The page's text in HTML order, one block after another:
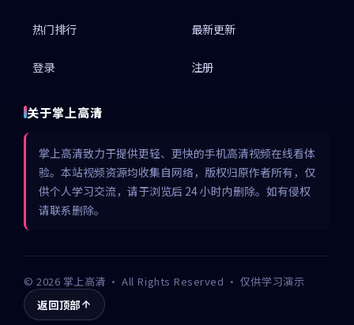
热门排行 最新更新
登录 注册
关于掌上高清
掌上高清致力于提供更轻、更快的手机高清视频在线看体
验。本站视频资源均收集自网络，版权归原作者所有，仅
供个人学习交流，请于浏览后 24 小时内删除。如有侵权
请联系删除。
©2026 掌上高清 · All Rights Reserved · 仅供学习演示
返回顶部